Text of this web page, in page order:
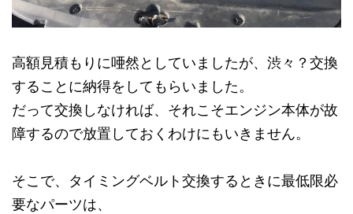
高額見積もりに唖然としていましたが、渋々？交換
することに納得をしてもらいました。
だって交換しなければ、それこそエンジン本体が故
障するので放置しておくわけにもいきません。
そこで、タイミングベルト交換するときに最低限必
要なパーツは、